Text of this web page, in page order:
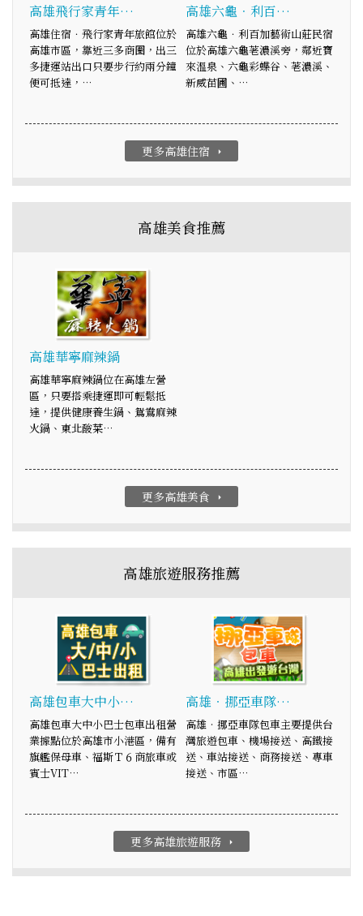
高雄飛行家青年…
高雄住宿．飛行家青年旅館位於
高雄市區，靠近三多商圈，出三
多捷運站出口只要步行約兩分鐘
便可抵達，…
高雄六龜．利百…
高雄六龜．利百加藝術山莊民宿
位於高雄六龜荖濃溪旁，鄰近寶
來溫泉、六龜彩蝶谷、荖濃溪、
新威苗圃、…
更多高雄住宿 arrow_right
高雄美食推薦
高雄華寧麻辣鍋
高雄華寧麻辣鍋位在高雄左營
區，只要搭乘捷運即可輕鬆抵
達，提供健康養生鍋、鴛鴦麻辣
火鍋、東北酸菜…
更多高雄美食 arrow_right
高雄旅遊服務推薦
高雄包車大中小…
高雄包車大中小巴士包車出租營
業據點位於高雄市小港區，備有
旗艦保母車、福斯Ｔ６商旅車或
賓士VIT…
高雄‧挪亞車隊…
高雄‧挪亞車隊包車主要提供台
灣旅遊包車、機場接送、高鐵接
送、車站接送、商務接送、專車
接送、市區…
更多高雄旅遊服務 arrow_right